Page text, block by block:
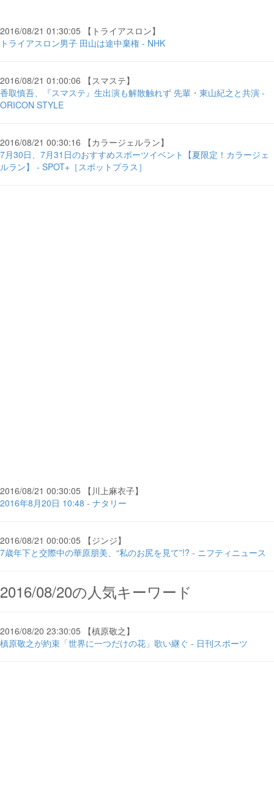
2016/08/21 01:30:05 【トライアスロン】
トライアスロン男子 田山は途中棄権 - NHK
2016/08/21 01:00:06 【スマステ】
香取慎吾、『スマステ』生出演も解散触れず 先輩・東山紀之と共演 -
ORICON STYLE
2016/08/21 00:30:16 【カラージェルラン】
7月30日、7月31日のおすすめスポーツイベント【夏限定！カラージェ
ルラン】 - SPOT+［スポットプラス］
2016/08/21 00:30:05 【川上麻衣子】
2016年8月20日 10:48 - ナタリー
2016/08/21 00:00:05 【ジンジ】
7歳年下と交際中の華原朋美、“私のお尻を見て”!? - ニフティニュース
2016/08/20の人気キーワード
2016/08/20 23:30:05 【槙原敬之】
槙原敬之が約束「世界に一つだけの花」歌い継ぐ - 日刊スポーツ